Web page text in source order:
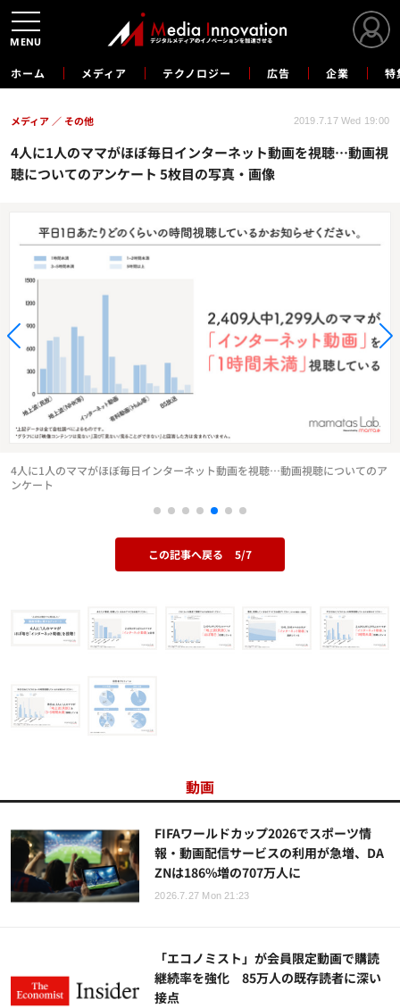
ホーム メディア テクノロジー 広告 企業 特
4人に1人のママがほぼ毎日インターネット動画を視聴…動画視
聴についてのアンケート 5枚目の写真・画像
メディア その他 2019.7.17 Wed 19:00
4人に1人のママがほぼ毎日インターネット動画を視聴…動画視聴についてのア
ンケート
この記事へ戻る 5/7
動画
FIFAワールドカップ2026でスポーツ情
報・動画配信サービスの利用が急増、DA
ZNは186%増の707万人に
2026.7.27 Mon 21:23
「エコノミスト」が会員限定動画で購読
継続率を強化 85万人の既存読者に深い
接点
MENU